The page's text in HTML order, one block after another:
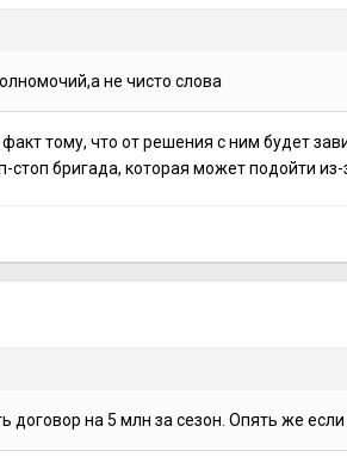
не чисто слова
тому, что от решения с ним будет
бригада, которая может подойти из-
договор на 5 млн за сезон. Опять же если